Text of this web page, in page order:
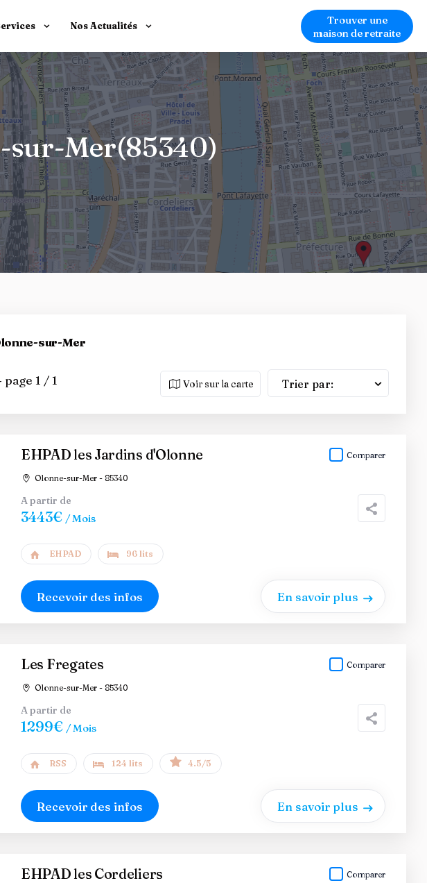
Nos Actualités
Trouver une
maison de retraite
sur-Mer(85340)
sur-Mer
1 / 1 Voir sur la carte Trier par:
EHPAD les Jardins d'Olonne
Olonne-sur-Mer - 85340
Comparer
A partir de
3443€ / Mois
EHPAD 96 lits
Recevoir des infos En savoir plus
Les Fregates
Olonne-sur-Mer - 85340
Comparer
A partir de
1299€ / Mois
RSS 124 lits 4.5/5
Recevoir des infos En savoir plus
EHPAD les Cordeliers Comparer